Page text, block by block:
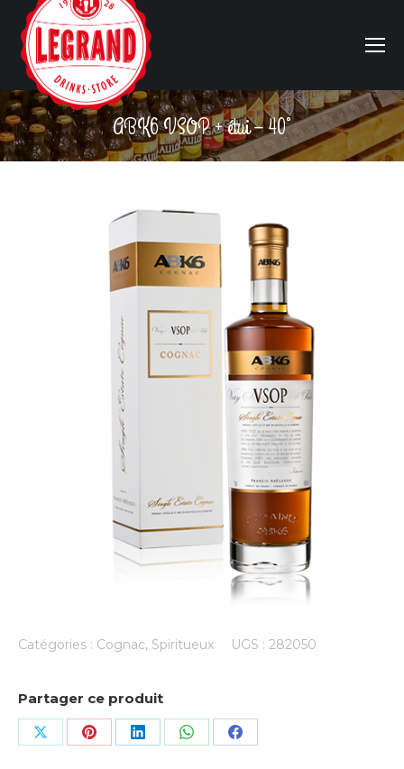
ABK6 VSOP + étui – 40°
Vous êtes ici :
Catégories : Cognac, Spiritueux UGS : 282050
Partager ce produit
Share Share Share Share Share